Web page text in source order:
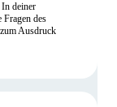
deiner
Fragen des
Ausdruck